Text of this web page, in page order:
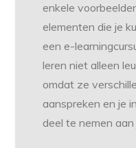
enkele
elementen die je
een e-
leren niet alleen
omdat ze
aanspreken en je
deel te nemen